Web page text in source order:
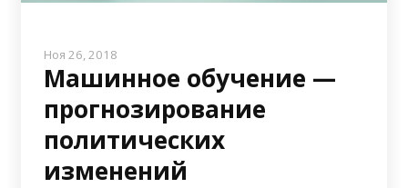
Ноя 26, 2018
Машинное обучение —
прогнозирование
политических
изменений